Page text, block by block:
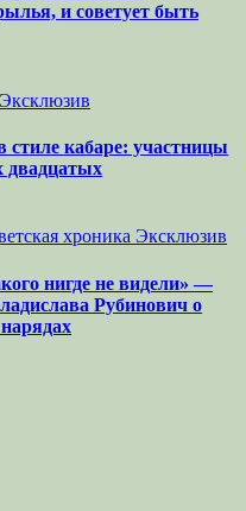
и советует быть
Эксклюзив
кабаре: участницы
двадцатых
хроника Эксклюзив
нигде не видели» —
Рубинович о